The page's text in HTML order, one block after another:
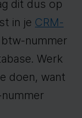
dit dus op
in je CRM-
nummer
Werk
doen, want